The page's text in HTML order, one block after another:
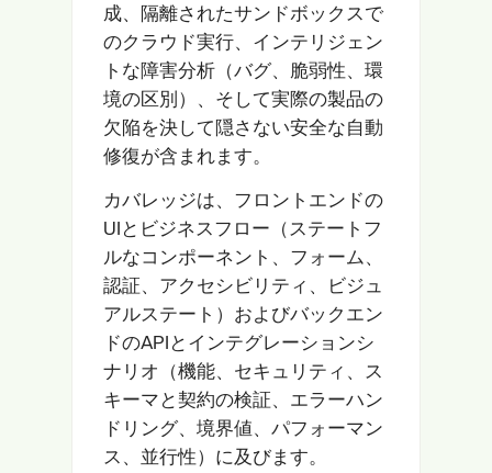
成、隔離されたサンドボックスで
のクラウド実行、インテリジェン
トな障害分析（バグ、脆弱性、環
境の区別）、そして実際の製品の
欠陥を決して隠さない安全な自動
修復が含まれます。
カバレッジは、フロントエンドの
UIとビジネスフロー（ステートフ
ルなコンポーネント、フォーム、
認証、アクセシビリティ、ビジュ
アルステート）およびバックエン
ドのAPIとインテグレーションシ
ナリオ（機能、セキュリティ、ス
キーマと契約の検証、エラーハン
ドリング、境界値、パフォーマン
ス、並行性）に及びます。